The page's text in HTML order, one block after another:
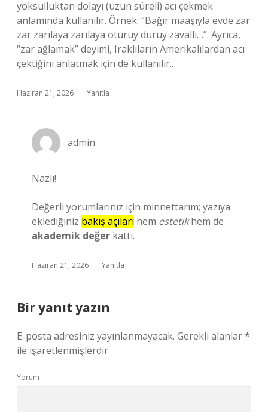
yoksulluktan dolayı (uzun süreli) acı çekmek
anlamında kullanılır. Örnek: “Bağır maaşıyla evde zar
zar zarılaya zarılaya oturuy duruy zavallı…”. Ayrıca,
“zar ağlamak” deyimi, Iraklıların Amerikalılardan acı
çektiğini anlatmak için de kullanılır..
Haziran 21, 2026 Yanıtla
admin
Nazlı!
Değerli yorumlarınız için minnettarım; yazıya
eklediğiniz bakış açıları hem estetikhem de
akademik değer kattı.
Haziran 21, 2026 Yanıtla
Bir yanıt yazın
E-posta adresiniz yayınlanmayacak. Gerekli alanlar*
ile işaretlenmişlerdir
Yorum